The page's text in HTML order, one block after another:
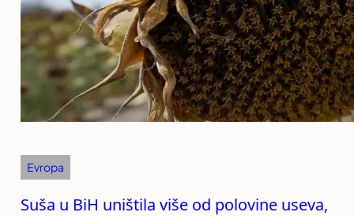
Evropa
Suša u BiH uništila više od polovine useva,